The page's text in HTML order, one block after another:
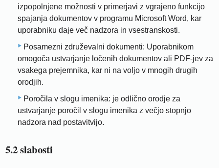
izpopolnjene možnosti v primerjavi z vgrajeno funkcijo
spajanja dokumentov v programu Microsoft Word, kar
uporabniku daje več nadzora in vsestranskosti.
Posamezni združevalni dokumenti: Uporabnikom
omogoča ustvarjanje ločenih dokumentov ali PDF-jev za
vsakega prejemnika, kar ni na voljo v mnogih drugih
orodjih.
Poročila v slogu imenika: je odlično orodje za
ustvarjanje poročil v slogu imenika z večjo stopnjo
nadzora nad postavitvijo.
5.2 slabosti